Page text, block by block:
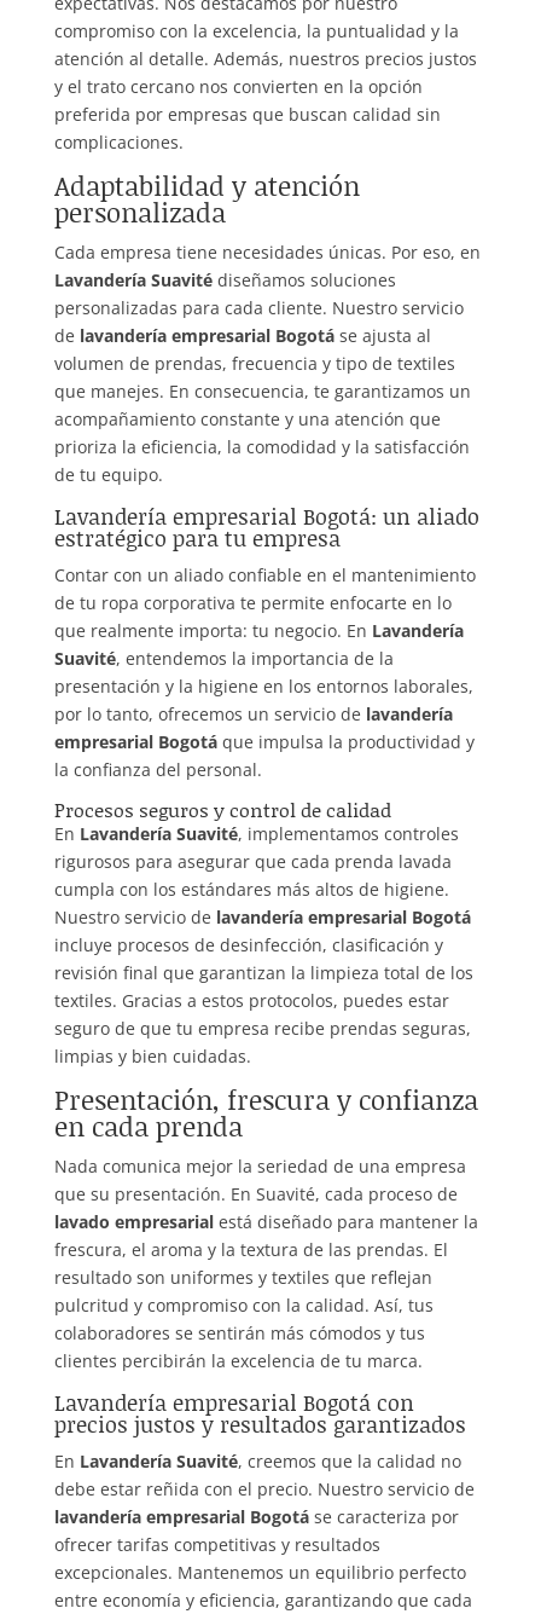
compromiso con la excelencia, la puntualidad y la
atención al detalle. Además, nuestros precios justos
y el trato cercano nos convierten en la opción
preferida por empresas que buscan calidad sin
complicaciones.
Adaptabilidad y atención
personalizada
Cada empresa tiene necesidades únicas. Por eso, en
Lavandería Suavitédiseñamos soluciones
personalizadas para cada cliente. Nuestro servicio
de lavandería empresarial Bogotáse ajusta al
volumen de prendas, frecuencia y tipo de textiles
que manejes. En consecuencia, te garantizamos un
acompañamiento constante y una atención que
prioriza la eficiencia, la comodidad y la satisfacción
de tu equipo.
Lavandería empresarial Bogotá: un aliado
estratégico para tu empresa
Contar con un aliado confiable en el mantenimiento
de tu ropa corporativa te permite enfocarte en lo
que realmente importa: tu negocio. En Lavandería
Suavité, entendemos la importancia de la
presentación y la higiene en los entornos laborales,
por lo tanto, ofrecemos un servicio de lavandería
empresarial Bogotáque impulsa la productividad y
la confianza del personal.
Procesos seguros y control de calidad
En Lavandería Suavité, implementamos controles
rigurosos para asegurar que cada prenda lavada
cumpla con los estándares más altos de higiene.
Nuestro servicio de lavandería empresarial Bogotá
incluye procesos de desinfección, clasificación y
revisión final que garantizan la limpieza total de los
textiles. Gracias a estos protocolos, puedes estar
seguro de que tu empresa recibe prendas seguras,
limpias y bien cuidadas.
Presentación, frescura y confianza
en cada prenda
Nada comunica mejor la seriedad de una empresa
que su presentación. En Suavité, cada proceso de
lavado empresarialestá diseñado para mantener la
frescura, el aroma y la textura de las prendas. El
resultado son uniformes y textiles que reflejan
pulcritud y compromiso con la calidad. Así, tus
colaboradores se sentirán más cómodos y tus
clientes percibirán la excelencia de tu marca.
Lavandería empresarial Bogotá con
precios justos y resultados garantizados
En Lavandería Suavité, creemos que la calidad no
debe estar reñida con el precio. Nuestro servicio de
lavandería empresarial Bogotáse caracteriza por
ofrecer tarifas competitivas y resultados
excepcionales. Mantenemos un equilibrio perfecto
entre economía y eficiencia, garantizando que cada